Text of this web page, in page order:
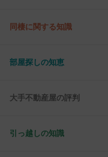
同棲に関する知識
部屋探しの知恵
大手不動産屋の評判
引っ越しの知識